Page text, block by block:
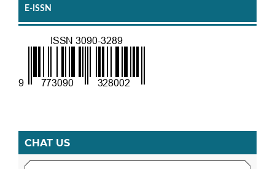
E-ISSN
CHAT US